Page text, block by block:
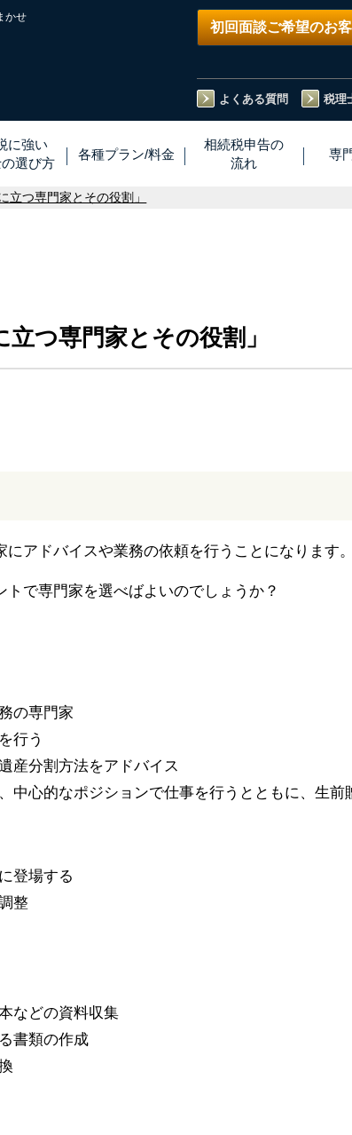
かせ
初回面談ご希望のお
よくある質問 税理
に強い
の選び方
各種プラン/料金
相続税申告の
流れ
専
立つ専門家とその役割」
立つ専門家とその役割」
アドバイスや業務の依頼を行うことになります。
トで専門家を選べばよいのでしょうか？
の専門家
行う
産分割方法をアドバイス
中心的なポジションで仕事を行うとともに、生前
登場する
整
などの資料収集
書類の作成